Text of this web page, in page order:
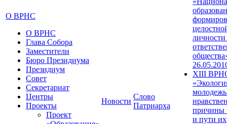
О ВРНС
О ВРНС
Глава Собора
Заместители
Бюро Президиума
Президиум
Совет
Секретариат
Центры
Проекты
Проект
Новости
Слово
Патриарха
XIII
причины
и пути их